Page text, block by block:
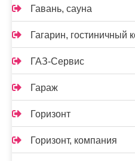
Гавань, сауна
Гагарин, гостиничный
ГАЗ-Сервис
Гараж
Горизонт
Горизонт, компания